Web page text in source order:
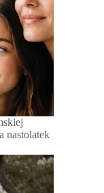
nastolatek